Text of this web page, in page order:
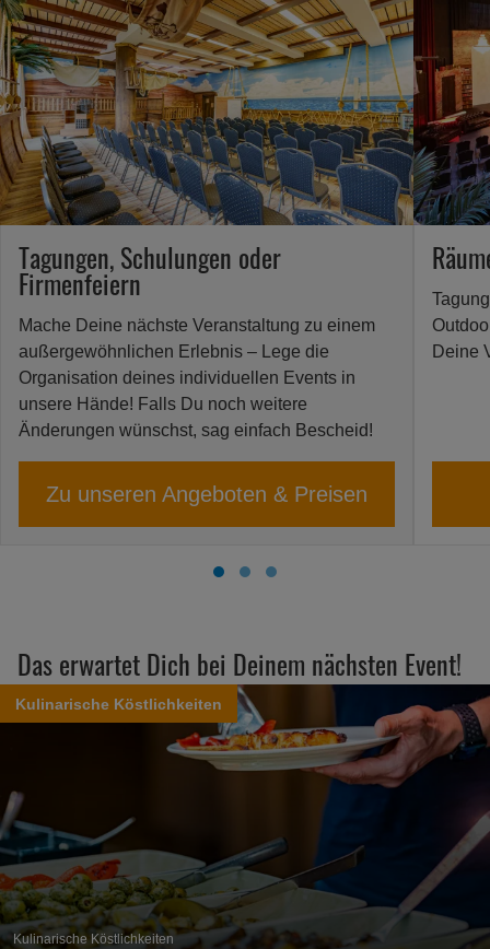
Tagungen, Schulungen oder
Firmenfeiern
Mache Deine nächste Veranstaltung zu einem
außergewöhnlichen Erlebnis – Lege die
Organisation deines individuellen Events in
unsere Hände! Falls Du noch weitere
Änderungen wünschst, sag einfach Bescheid!
Zu unseren Angeboten & Preisen
Deine
Das erwartet Dich bei Deinem nächsten Event!
Kulinarische Köstlichkeiten
Kulinarische Köstlichkeiten